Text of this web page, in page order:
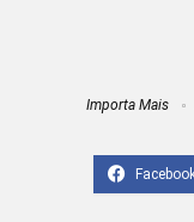
Importa Mais